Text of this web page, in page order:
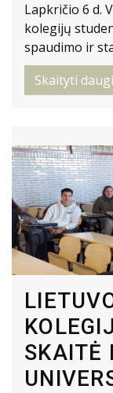
Lapkričio 6 d.
kolegijų
spaudimo ir
Skaityti
SKAITĖ